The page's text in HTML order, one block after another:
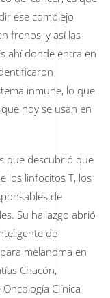
ese complejo
frenos, y así las
ahí donde entra en
inmune, lo que
hoy se usan en
que descubrió que
los linfocitos T, los
de
Su hallazgo abrió
de
melanoma en
Chacón,
Clínica